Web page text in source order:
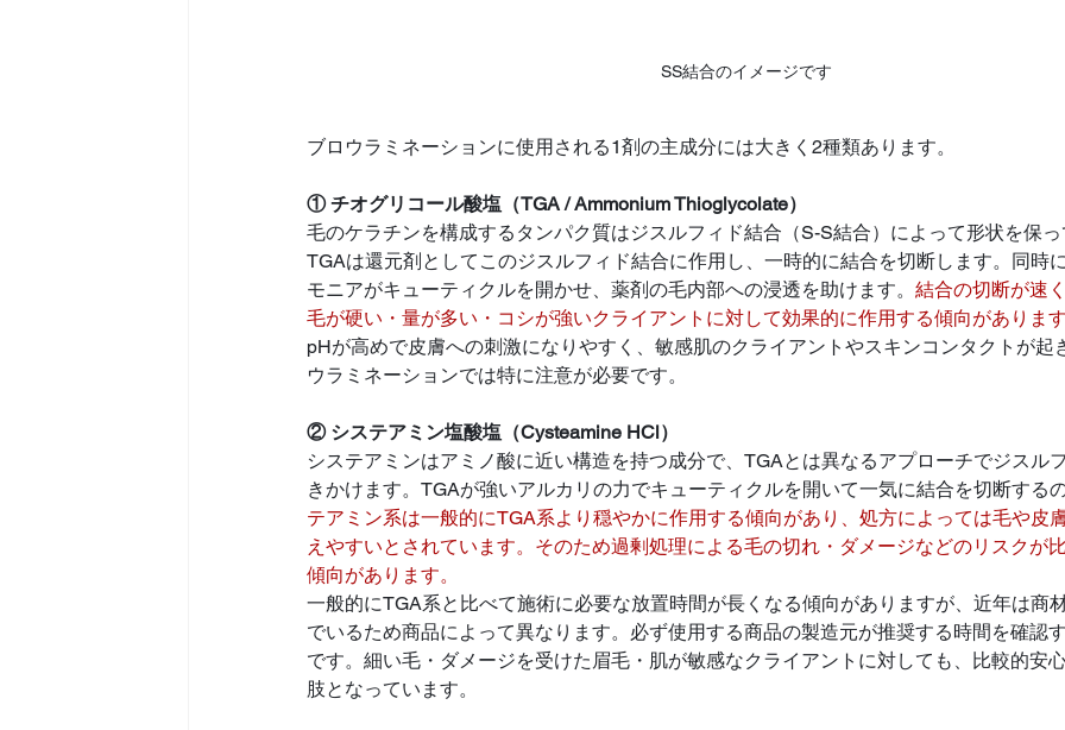
SS結合のイメージです
ブロウラミネーションに使用される1剤の主成分には大きく2種類あります。
① チオグリコール酸塩（TGA / Ammonium Thioglycolate）
毛のケラチンを構成するタンパク質はジスルフィド結合（S-S結合）によって形状を保っ
TGAは還元剤としてこのジスルフィド結合に作用し、一時的に結合を切断します。同時
モニアがキューティクルを開かせ、薬剤の毛内部への浸透を助けます。 結合の切断が速
毛が硬い・量が多い・コシが強いクライアントに対して効果的に作用する傾向があります
pHが高めで皮膚への刺激になりやすく、敏感肌のクライアントやスキンコンタクトが起
ウラミネーションでは特に注意が必要です。
② システアミン塩酸塩（Cysteamine HCl）
システアミンはアミノ酸に近い構造を持つ成分で、TGAとは異なるアプローチでジスル
きかけます。TGAが強いアルカリの力でキューティクルを開いて一気に結合を切断するの
テアミン系は一般的にTGA系より穏やかに作用する傾向があり、処方によっては毛や皮
えやすいとされています。そのため過剰処理による毛の切れ・ダメージなどのリスクが
傾向があります。
一般的にTGA系と比べて施術に必要な放置時間が長くなる傾向がありますが、近年は商
でいるため商品によって異なります。必ず使用する商品の製造元が推奨する時間を確認
です。細い毛・ダメージを受けた眉毛・肌が敏感なクライアントに対しても、比較的安
肢となっています。